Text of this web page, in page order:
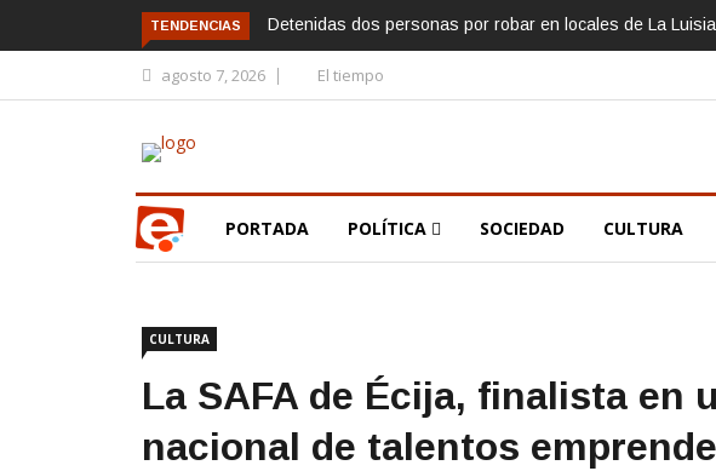
TENDENCIAS Detenidas dos personas por robar en locales de La
agosto 7, 2026 El tiempo
PORTADA POLÍTICA SOCIEDAD CULTURA
CULTURA
La SAFA de Écija, finalista en
nacional de talentos